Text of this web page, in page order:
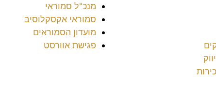
מנכ"ל סמוראי
סמוראי אקסקלוסיב
מועדון הסמוראים
פגישת אוורסט